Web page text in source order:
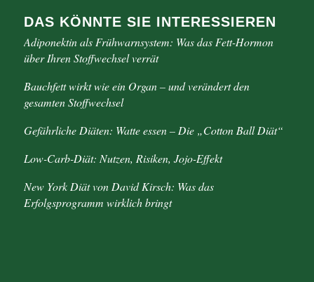
DAS KÖNNTE SIE INTERESSIEREN
Adiponektin als Frühwarnsystem: Was das Fett-Hormon
über Ihren Stoffwechsel verrät
Bauchfett wirkt wie ein Organ – und verändert den
gesamten Stoffwechsel
Gefährliche Diäten: Watte essen – Die „Cotton Ball Diät“
Low-Carb-Diät: Nutzen, Risiken, Jojo-Effekt
New York Diät von David Kirsch: Was das
Erfolgsprogramm wirklich bringt